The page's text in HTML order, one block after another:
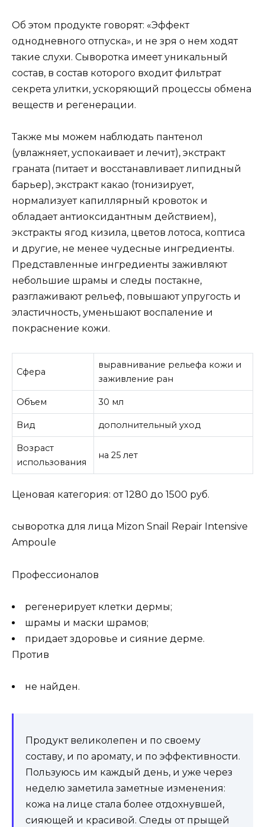
Об этом продукте говорят: «Эффект
однодневного отпуска», и не зря о нем ходят
такие слухи. Сыворотка имеет уникальный
состав, в состав которого входит фильтрат
секрета улитки, ускоряющий процессы обмена
веществ и регенерации.
Также мы можем наблюдать пантенол
(увлажняет, успокаивает и лечит), экстракт
граната (питает и восстанавливает липидный
барьер), экстракт какао (тонизирует,
нормализует капиллярный кровоток и
обладает антиоксидантным действием),
экстракты ягод кизила, цветов лотоса, коптиса
и другие, не менее чудесные ингредиенты.
Представленные ингредиенты заживляют
небольшие шрамы и следы постакне,
разглаживают рельеф, повышают упругость и
эластичность, уменьшают воспаление и
покраснение кожи.
Сфера
выравнивание рельефа кожи и
заживление ран
Объем 30 мл
Вид дополнительный уход
Возраст
использования
на 25 лет
Ценовая категория: от 1280 до 1500 руб.
сыворотка для лица Mizon Snail Repair Intensive
Ampoule
Профессионалов
регенерирует клетки дермы;
шрамы и маски шрамов;
придает здоровье и сияние дерме.
Против
не найден.
Продукт великолепен и по своему
составу, и по аромату, и по эффективности.
Пользуюсь им каждый день, и уже через
неделю заметила заметные изменения:
кожа на лице стала более отдохнувшей,
сияющей и красивой. Следы от прыщей